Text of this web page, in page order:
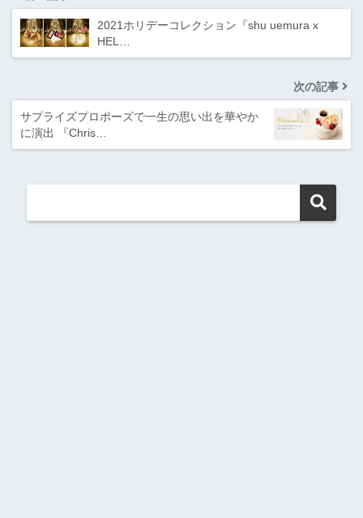
2021ホリデーコレクション『shu uemura x
HEL…
次の記事
サプライズプロポーズで一生の思い出を華やか
に演出 『Chris…